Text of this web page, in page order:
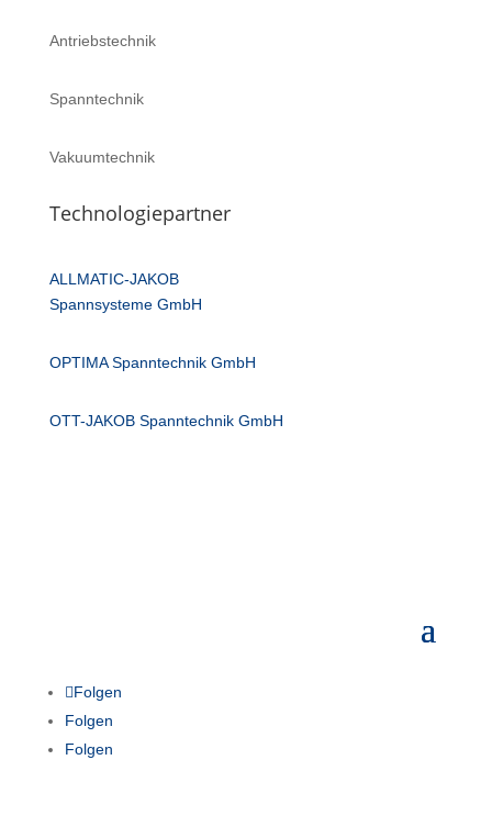
Antriebstechnik
Spanntechnik
Vakuumtechnik
Technologiepartner
ALLMATIC-JAKOB
Spannsysteme GmbH
OPTIMA Spanntechnik GmbH
OTT-JAKOB Spanntechnik GmbH
Folgen
Folgen
Folgen